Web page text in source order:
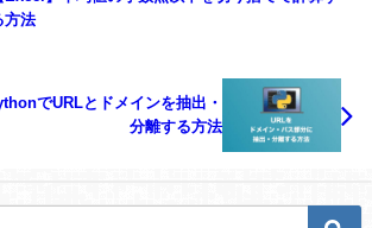
方法
でURLとドメインを抽出・
分離する方法